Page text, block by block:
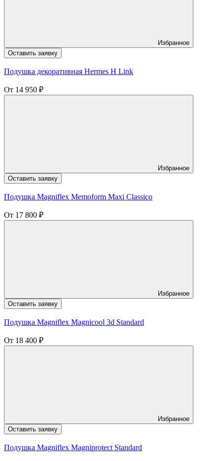
Избранное
Оставить заявку
Подушка декоративная Hermes H Link
От 14 950 ₽
Избранное
Оставить заявку
Подушка Magniflex Memoform Maxi Classico
От 17 800 ₽
Избранное
Оставить заявку
Подушка Magniflex Magnicool 3d Standard
От 18 400 ₽
Избранное
Оставить заявку
Подушка Magniflex Magniprotect Standard